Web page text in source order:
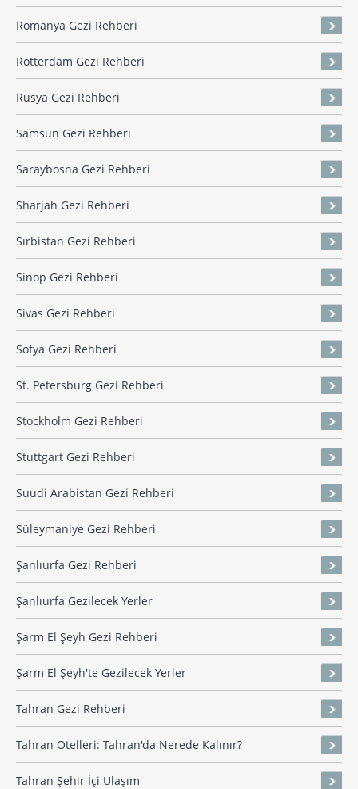
Romanya Gezi Rehberi
Rotterdam Gezi Rehberi
Rusya Gezi Rehberi
Samsun Gezi Rehberi
Saraybosna Gezi Rehberi
Sharjah Gezi Rehberi
Sırbistan Gezi Rehberi
Sinop Gezi Rehberi
Sivas Gezi Rehberi
Sofya Gezi Rehberi
St. Petersburg Gezi Rehberi
Stockholm Gezi Rehberi
Stuttgart Gezi Rehberi
Suudi Arabistan Gezi Rehberi
Süleymaniye Gezi Rehberi
Şanlıurfa Gezi Rehberi
Şanlıurfa Gezilecek Yerler
Şarm El Şeyh Gezi Rehberi
Şarm El Şeyh'te Gezilecek Yerler
Tahran Gezi Rehberi
Tahran Otelleri: Tahran'da Nerede Kalınır?
Tahran Şehir İçi Ulaşım